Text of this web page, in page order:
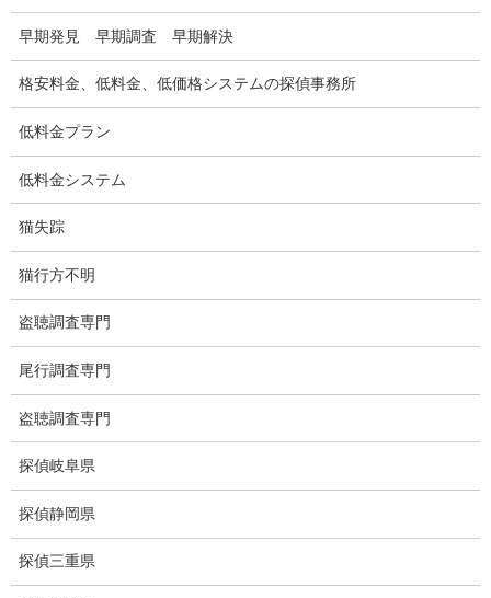
車両調査
浮気調査地域
浮気調査関連調査
ドメスティックバイオレンスDV調査
いじめ・子供の虐待
別れさせ屋
盗聴調査
世界の盗聴事情
早期発見 早期調査 早期解決
格安料金、低料金、低価格システムの探偵事務所
低料金プラン
低料金システム
猫失踪
猫行方不明
盗聴調査専門
尾行調査専門
盗聴調査専門
探偵岐阜県
探偵静岡県
探偵三重県